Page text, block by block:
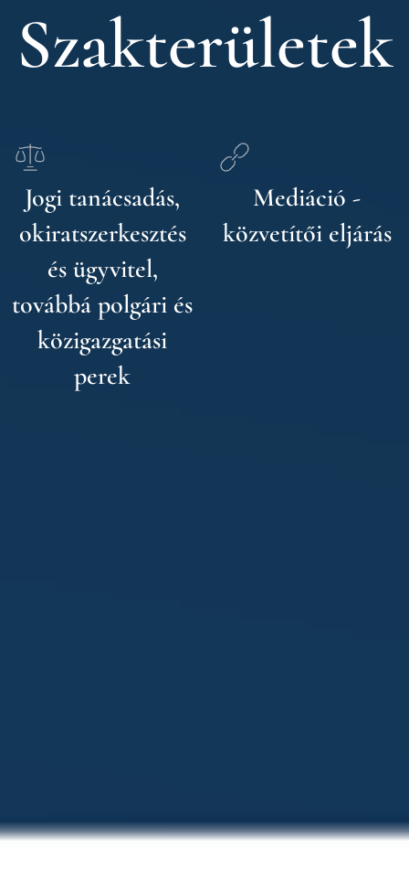
Szakterületek
Jogi tanácsadás,
okiratszerkesztés
és ügyvitel,
továbbá polgári és
közigazgatási
perek
Mediáció -
közvetítői eljárás